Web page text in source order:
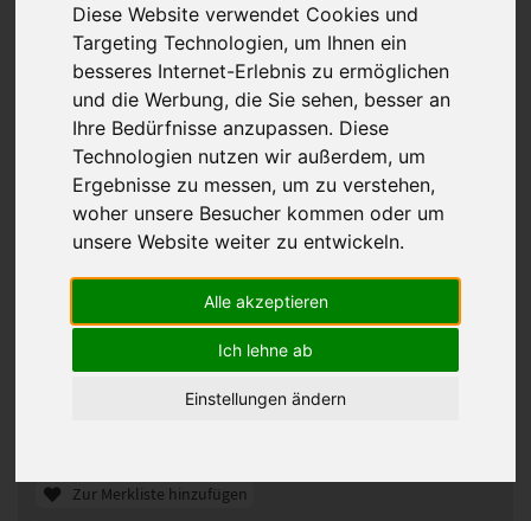
Diese Website verwendet Cookies und
Targeting Technologien, um Ihnen ein
besseres Internet-Erlebnis zu ermöglichen
und die Werbung, die Sie sehen, besser an
Ihre Bedürfnisse anzupassen. Diese
Technologien nutzen wir außerdem, um
Ergebnisse zu messen, um zu verstehen,
woher unsere Besucher kommen oder um
unsere Website weiter zu entwickeln.
Alle akzeptieren
Ich lehne ab
Einstellungen ändern
Ellen Wille Click Perücke
Zur Merkliste hinzufügen